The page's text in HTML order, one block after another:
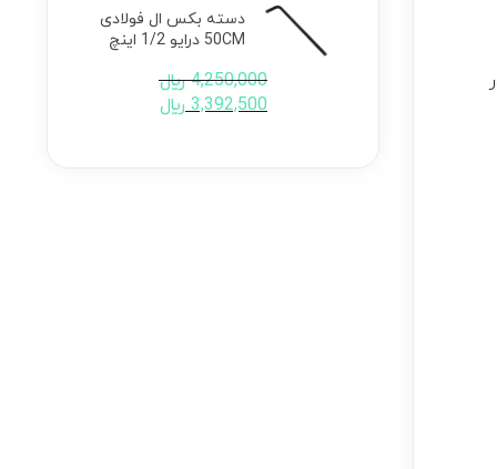
دسته بکس ال فولادی
50CM درایو 1/2 اینچ
4,250,000 ﷼
3,392,500 ﷼